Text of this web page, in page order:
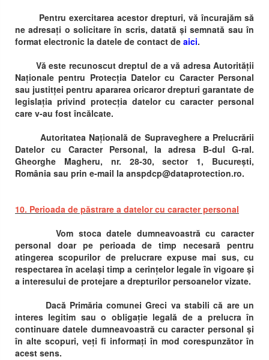
Pentru exercitarea acestor drepturi, vă încurajăm să
ne adresați o solicitare în scris, datată și semnată sau în
format electronic la datele de contact de aici.
Vă este recunoscut dreptul de a vă adresa Autorității
Naționale pentru Protecția Datelor cu Caracter Personal
sau justitței pentru apararea oricaror drepturi garantate de
legislația privind protecția datelor cu caracter personal
care v-au fost încălcate.
Autoritatea Națională de Supraveghere a Prelucrării
Datelor cu Caracter Personal, la adresa B-dul G-ral.
Gheorghe Magheru, nr. 28-30, sector 1, București,
România sau prin e-mail la anspdcp@dataprotection.ro.
10. Perioada de păstrare a datelor cu caracter personal
Vom stoca datele dumneavoastră cu caracter
personal doar pe perioada de timp necesară pentru
atingerea scopurilor de prelucrare expuse mai sus, cu
respectarea în același timp a cerințelor legale în vigoare și
a interesului de protejare a drepturilor persoanelor vizate.
Dacă Primăria comunei Greci va stabili că are un
interes legitim sau o obligație legală de a prelucra în
continuare datele dumneavoastră cu caracter personal și
în alte scopuri, veți fi informați în mod corespunzător în
acest sens.